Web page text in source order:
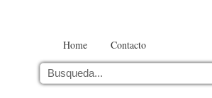
Home Contacto